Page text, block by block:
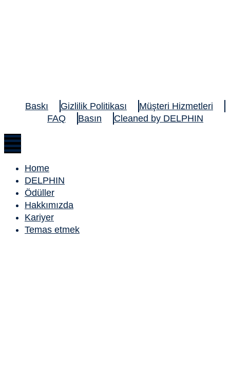
Baskı Gizlilik Politikası
Müşteri Hizmetleri
FAQ
Basın Cleaned by DELPHIN
Home
DELPHIN
Ödüller
Hakkımızda
Kariyer
Temas etmek